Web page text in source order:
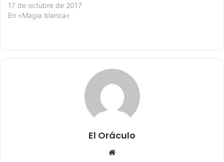
17 de octubre de 2017
En «Magia blanca»
El Oráculo
Sitio